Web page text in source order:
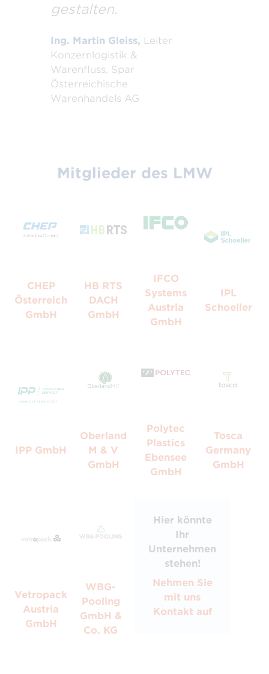
gestalten.
Ing. Martin Gleiss, Leiter
Konzernlogistik &
Warenfluss, Spar
Österreichische
Warenhandels AG
Mitglieder des LMW
CHEP
Österreich
GmbH
HB RTS
DACH
GmbH
IFCO
Systems
Austria
GmbH
IPL
Schoeller
IPP GmbH
Oberland
M & V
GmbH
Polytec
Plastics
Ebensee
GmbH
Tosca
Germany
GmbH
Vetropack
Austria
GmbH
WBG-
Pooling
GmbH &
Co. KG
Hier könnte
Ihr
Unternehmen
stehen!
Nehmen Sie
mit uns
Kontakt auf